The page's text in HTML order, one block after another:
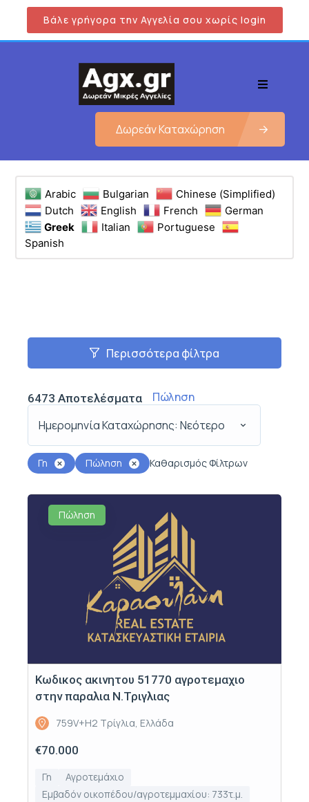
Βάλε γρήγορα την Αγγελία σου χωρίς login
Δωρεάν Καταχώρηση
Arabic Bulgarian
Chinese (Simplified)
Dutch
English French
German
Greek
Italian
Portuguese
Spanish
Περισσότερα φίλτρα
6473 Αποτελέσματα
Πώληση
Ημερομηνία Καταχώρησης: Νεότερο
Γη Πώληση Καθαρισμός Φίλτρων
Πώληση
Κωδικος ακινητου 51770 αγροτεμαχιο
στην παραλια Ν.Τριγλιας
759V+H2 Τρίγλια, Ελλάδα
€70.000
Γη
Αγροτεμάχιο
Εμβαδόν οικοπέδου/αγροτεμμαχίου: 733τ.μ.